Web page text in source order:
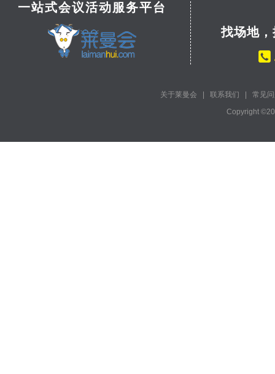
一站式会议活动服务平台
找场地
关于莱曼会 联系我们
常见
Copyright